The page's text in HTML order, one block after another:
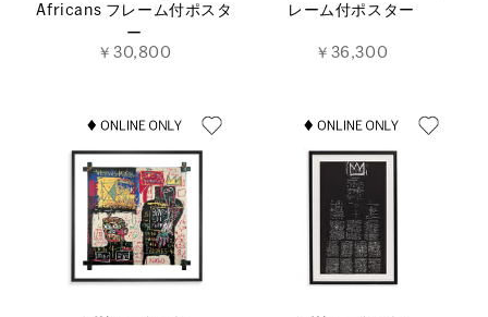
Africans フレーム付ポスタ
ー
￥30,800
レーム付ポスター
￥36,300